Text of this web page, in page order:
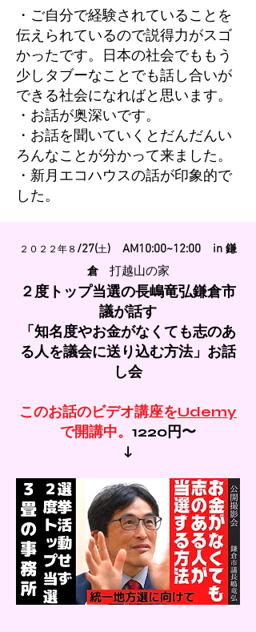
・ご自分で経験されていることを
伝えられているので説得力がスゴ
かったです。​日本の社会でももう
少しタブーなことでも話し合いが
できる社会になればと思います。
・お話が奥深いです。
・お話を聞いていくとだんだんい
ろんなことが分かって来ました。
​・新月エコハウスの話が印象的で
した。
２０２２年８ /27(土) AM10:00~12:00 in 鎌
倉 打越山の家
２度トップ当選の長嶋竜弘鎌倉市
議が話す
「知名度やお金がなくても志のあ
る人を議会に送り込む方法」お話
し会
このお話のビデオ講座をUdemy
で開講中。 1220円〜
​↓